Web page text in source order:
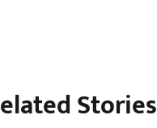
Stories